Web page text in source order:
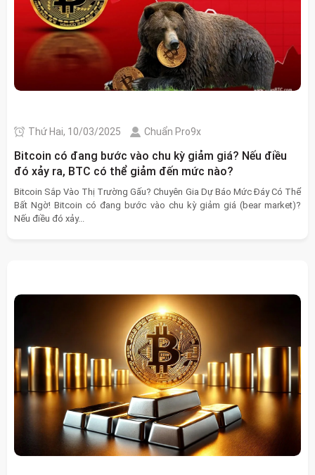
Thứ Hai, 10/03/2025 Chuẩn Pro9x
Bitcoin có đang bước vào chu kỳ giảm giá? Nếu điều
đó xảy ra, BTC có thể giảm đến mức nào?
Bitcoin Sắp Vào Thị Trường Gấu? Chuyên Gia Dự Báo Mức Đáy Có Thể
Bất Ngờ! Bitcoin có đang bước vào chu kỳ giảm giá (bear market)?
Nếu điều đó xảy...